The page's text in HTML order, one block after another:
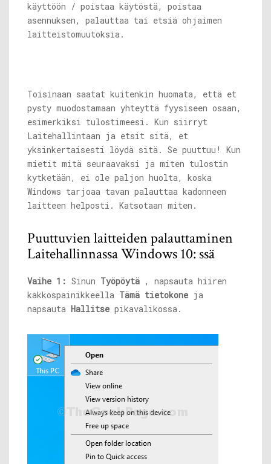
käyttöön / poistaa käytöstä, poistaa
asennuksen, palauttaa tai etsiä ohjaimen
laitteistomuutoksia.
Toisinaan saatat kuitenkin huomata, että et
pysty muodostamaan yhteyttä fyysiseen osaan,
esimerkiksi tulostimeesi. Kun siirryt
Laitehallintaan ja etsit sitä, et
yksinkertaisesti löydä sitä. Se puuttuu! Kun
mietit mitä seuraavaksi ja miten tulostin
kytketään, ei ole paljon huolta, koska
Windows tarjoaa tavan palauttaa kadonneen
laitteen helposti. Katsotaan miten.
Puuttuvien laitteiden palauttaminen
Laitehallinnassa Windows 10: ssä
Vaihe 1: Sinun Työpöytä , napsauta hiiren
kakkospainikkeella Tämä tietokone ja
napsauta Hallitse pikavalikossa.